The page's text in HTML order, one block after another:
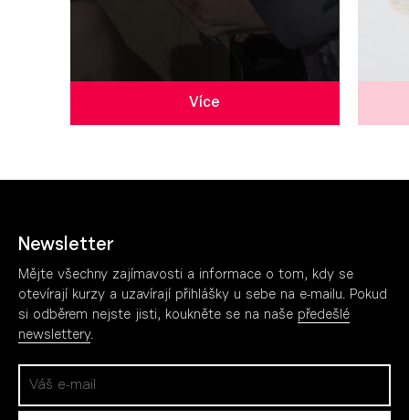
Více
Newsletter
Mějte všechny zajímavosti a informace o tom, kdy se
otevírají kurzy a uzavírají přihlášky u sebe na e-mailu. Pokud
si odběrem nejste jisti, koukněte se na naše předešlé
newslettery.